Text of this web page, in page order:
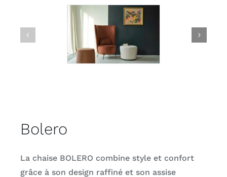
Bolero
La chaise BOLERO combine style et confort
grâce à son design raffiné et son assise